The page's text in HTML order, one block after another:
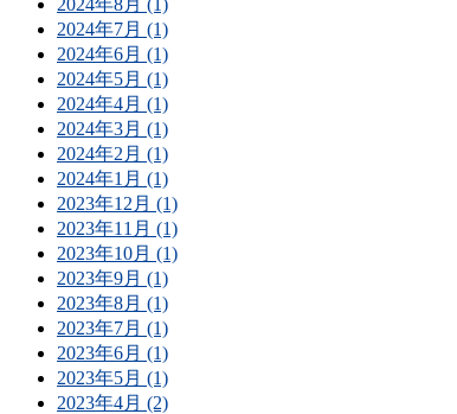
2024年7月 (1)
2024年6月 (1)
2024年5月 (1)
2024年4月 (1)
2024年3月 (1)
2024年2月 (1)
2024年1月 (1)
2023年12月 (1)
2023年11月 (1)
2023年10月 (1)
2023年9月 (1)
2023年8月 (1)
2023年7月 (1)
2023年6月 (1)
2023年5月 (1)
2023年4月 (2)